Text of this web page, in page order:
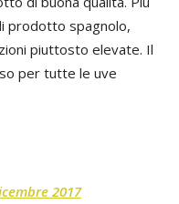
prodotto spagnolo,
piuttosto elevate. Il
per tutte le uve
2017